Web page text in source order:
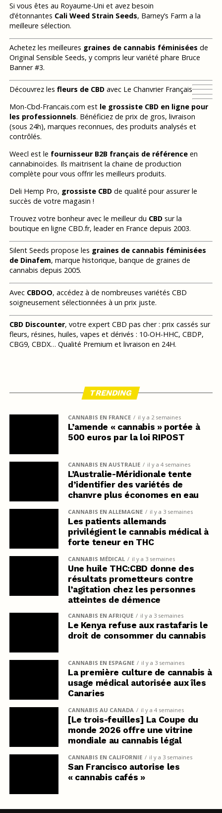
Si vous êtes au Royaume-Uni et avez besoin
d’étonnantes Cali Weed Strain Seeds, Barney’s Farm a la
meilleure sélection.
Achetez les meilleures graines de cannabis féminisées de
Original Sensible Seeds, y compris leur variété phare Bruce
Banner #3.
Découvrez les fleurs de CBDavec Le Chanvrier Français
Mon-Cbd-Francais.com est le grossiste CBD en ligne pour
les professionnels. Bénéficiez de prix de gros, livraison
(sous 24h), marques reconnues, des produits analysés et
contrôlés.
Weecl est le fournisseur B2B français de référenceen
cannabinoïdes. Ils maitrisent la chaine de production
complète pour vous offrir les meilleurs produits.
Deli Hemp Pro, grossiste CBDde qualité pour assurer le
succès de votre magasin !
Trouvez votre bonheur avec le meilleur du CBDsur la
boutique en ligne CBD.fr, leader en France depuis 2003.
Silent Seeds propose les graines de cannabis féminisées
de Dinafem, marque historique, banque de graines de
cannabis depuis 2005.
Avec CBDOO, accédez à de nombreuses variétés CBD
soigneusement sélectionnées à un prix juste.
CBD Discounter, votre expert CBD pas cher : prix cassés sur
fleurs, résines, huiles, vapes et dérivés : 10-OH-HHC, CBDP,
CBG9, CBDX… Qualité Premium et livraison en 24H.
TRENDING
CANNABIS EN FRANCE il y a 2 semaines
L’amende « cannabis » portée à
500 euros par la loi RIPOST
CANNABIS EN AUSTRALIE il y a 4 semaines
L’Australie-Méridionale tente
d’identifier des variétés de
chanvre plus économes en eau
CANNABIS EN ALLEMAGNE il y a 3 semaines
Les patients allemands
privilégient le cannabis médical à
forte teneur en THC
CANNABIS MÉDICAL il y a 3 semaines
Une huile THC:CBD donne des
résultats prometteurs contre
l’agitation chez les personnes
atteintes de démence
CANNABIS EN AFRIQUE il y a 3 semaines
Le Kenya refuse aux rastafaris le
droit de consommer du cannabis
CANNABIS EN ESPAGNE il y a 3 semaines
La première culture de cannabis à
usage médical autorisée aux îles
Canaries
CANNABIS AU CANADA il y a 4 semaines
[Le trois-feuilles] La Coupe du
monde 2026 offre une vitrine
mondiale au cannabis légal
CANNABIS EN CALIFORNIE il y a 3 semaines
San Francisco autorise les
« cannabis cafés »